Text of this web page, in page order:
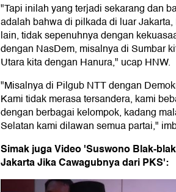
"Tapi inilah yang terjadi sekarang dan
adalah bahwa di pilkada di luar
lain, tidak sepenuhnya dengan
dengan NasDem, misalnya di Sumbar
Utara kita dengan Hanura," ucap HNW.
"Misalnya di Pilgub NTT dengan
Kami tidak merasa tersandera, kami
dengan berbagai kelompok, kadang
Selatan kami dilawan semua partai,"
Simak juga Video 'Suswono Blak-
Jakarta Jika Cawagubnya dari PKS':